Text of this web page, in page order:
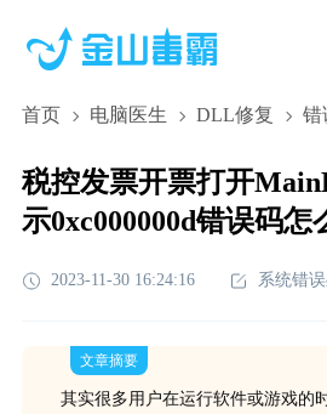
首页 电脑医生 DLL修复 错
税控发票开票打开
示0xc000000d错误码怎
2023-11-30 16:24:16 系统错
文章摘要
其实很多用户在运行软件或游戏的